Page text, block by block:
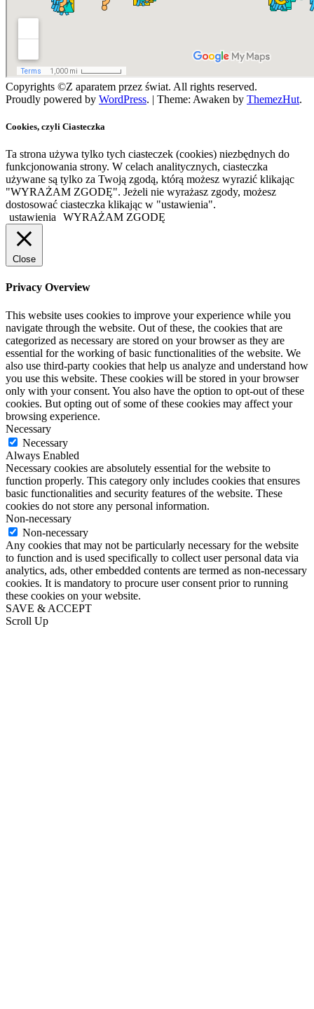
Copyrights ©Z aparatem przez świat. All rights reserved.
Proudly powered by WordPress. | Theme: Awaken by ThemezHut.
Cookies, czyli Ciasteczka
Ta strona używa tylko tych ciasteczek (cookies) niezbędnych do
funkcjonowania strony. W celach analitycznych, ciasteczka
używane są tylko za Twoją zgodą, którą możesz wyrazić klikając
"WYRAŻAM ZGODĘ". Jeżeli nie wyrażasz zgody, możesz
dostosować ciasteczka klikając w "ustawienia".
ustawienia
WYRAŻAM ZGODĘ
Close
Privacy Overview
This website uses cookies to improve your experience while you
navigate through the website. Out of these, the cookies that are
categorized as necessary are stored on your browser as they are
essential for the working of basic functionalities of the website. We
also use third-party cookies that help us analyze and understand how
you use this website. These cookies will be stored in your browser
only with your consent. You also have the option to opt-out of these
cookies. But opting out of some of these cookies may affect your
browsing experience.
Necessary
Necessary
Always Enabled
Necessary cookies are absolutely essential for the website to
function properly. This category only includes cookies that ensures
basic functionalities and security features of the website. These
cookies do not store any personal information.
Non-necessary
Non-necessary
Any cookies that may not be particularly necessary for the website
to function and is used specifically to collect user personal data via
analytics, ads, other embedded contents are termed as non-necessary
cookies. It is mandatory to procure user consent prior to running
these cookies on your website.
SAVE & ACCEPT
Scroll Up